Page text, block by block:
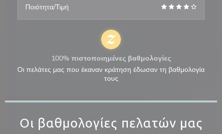
Οι βαθμολογίες πελατών μας
Ποιότητα/Τιμή
100% πιστοποιημένες βαθμολογίες
Οι πελάτες μας που έκαναν κράτηση έδωσαν τη βαθμολογία
τους